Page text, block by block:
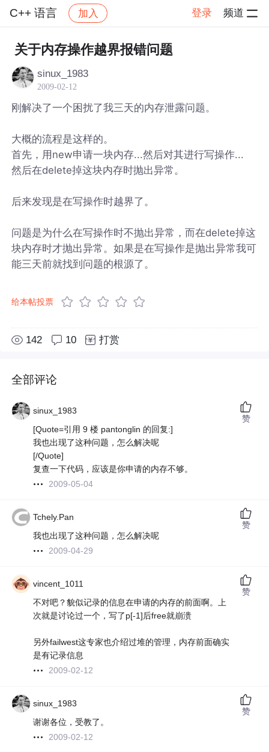
C++ 语言 加入 登录 频道
社区 C++ 语言 帖子详情
关于内存操作越界报错问题
sinux_1983
2009-02-12
刚解决了一个困扰了我三天的内存泄露问题。
大概的流程是这样的。
首先，用new申请一块内存...然后对其进行写操作...
然后在delete掉这块内存时抛出异常。
后来发现是在写操作时越界了。
问题是为什么在写操作时不抛出异常，而在delete掉这
块内存时才抛出异常。如果是在写操作是抛出异常我可
能三天前就找到问题的根源了。
给本帖投票
142 10 打赏
全部评论
sinux_1983
[Quote=引用 9 楼 pantonglin 的回复:]
我也出现了这种问题，怎么解决呢
[/Quote]
复查一下代码，应该是你申请的内存不够。
2009-05-04
赞
Tchely.Pan
我也出现了这种问题，怎么解决呢
2009-04-29
赞
vincent_1011
不对吧？貌似记录的信息在申请的内存的前面啊。上
次就是讨论过一个，写了p[-1]后free就崩溃
另外failwest这专家也介绍过堆的管理，内存前面确实
是有记录信息
2009-02-12
赞
sinux_1983
谢谢各位，受教了。
2009-02-12
赞